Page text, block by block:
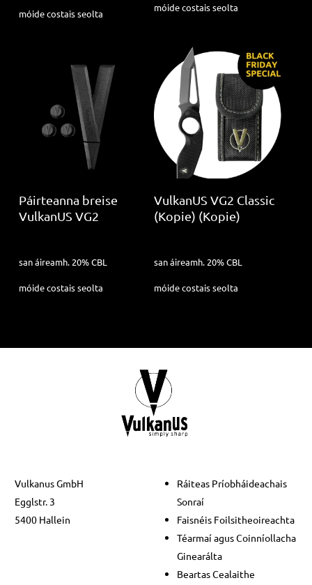
móidecostais seolta
móidecostais seolta
Add to cart
Páirteanna breise
VulkanUS VG2
san áireamh. 20% CBL
móidecostais seolta
Read more
VulkanUS VG2 Classic
(Kopie) (Kopie)
san áireamh. 20% CBL
móidecostais seolta
Vulkanus GmbH
Egglstr. 3
5400 Hallein
Ráiteas Príobháideachais
Sonraí
Faisnéis Foilsitheoireachta
Téarmaí agus Coinníollacha
Ginearálta
Beartas Cealaithe